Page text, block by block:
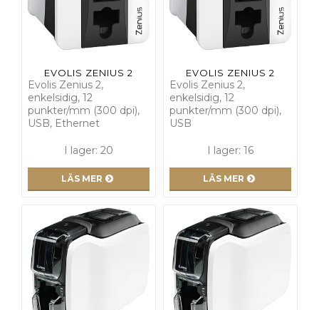
EVOLIS ZENIUS 2
Evolis Zenius 2,
enkelsidig, 12
punkter/mm (300 dpi),
USB, Ethernet
I lager: 20
LÄS MER
EVOLIS ZENIUS 2
Evolis Zenius 2,
enkelsidig, 12
punkter/mm (300 dpi),
USB
I lager: 16
LÄS MER